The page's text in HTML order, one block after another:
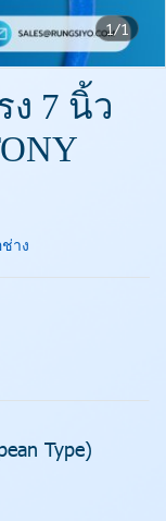
1/1
7 นิ้ว
ช่าง
Type)